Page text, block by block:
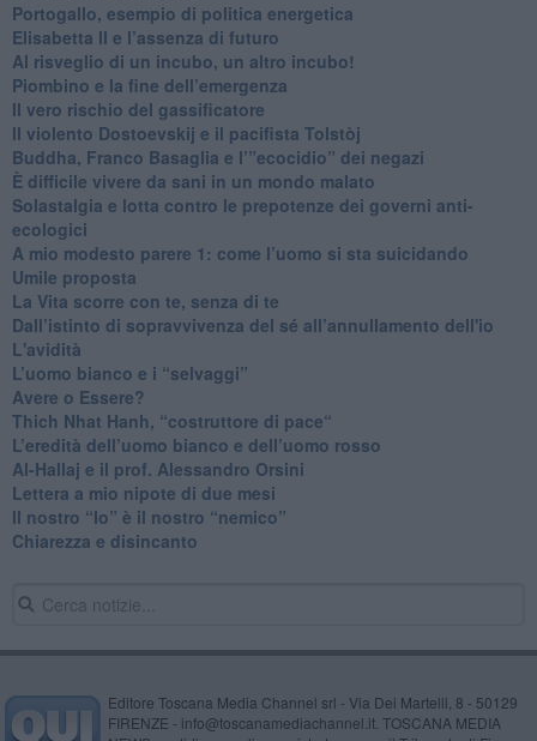
Portogallo, esempio di politica energetica
​Elisabetta II e l’assenza di futuro
Al risveglio di un incubo, un altro incubo!
​Piombino e la fine dell’emergenza
​Il vero rischio del gassificatore
​Il violento Dostoevskij e il pacifista Tolstòj
​Buddha, Franco Basaglia e l’”ecocidio” dei negazi
​È difficile vivere da sani in un mondo malato
Solastalgia e lotta contro le prepotenze dei governi anti-
ecologici
​A mio modesto parere 1: come l’uomo si sta suicidando
​Umile proposta
​La Vita scorre con te, senza di te
​Dall’istinto di sopravvivenza del sé all’annullamento dell'io
L'avidità
​L’uomo bianco e i “selvaggi”
​Avere o Essere?
​Thich Nhat Hanh, “costruttore di pace“
​L’eredità dell’uomo bianco e dell’uomo rosso
Al-Hallaj e il prof. Alessandro Orsini
​Lettera a mio nipote di due mesi
​Il nostro “Io” è il nostro “nemico”
​Chiarezza e disincanto
Editore Toscana Media Channel srl - Via Dei Martelli, 8 - 50129
FIRENZE - info@toscanamediachannel.it. TOSCANA MEDIA